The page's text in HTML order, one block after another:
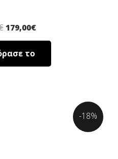
179,00€
το
-18%